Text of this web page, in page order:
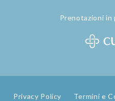
Prenotazioni in
Privacy Policy Termini e